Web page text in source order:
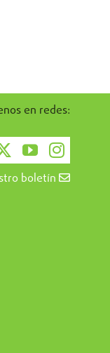
en redes:
boletín